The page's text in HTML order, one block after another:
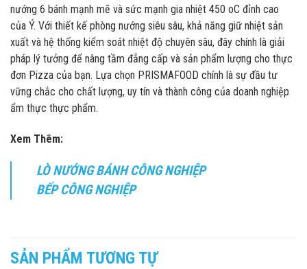
nướng 6 bánh mạnh mẽ và sức mạnh gia nhiệt 450 oC đỉnh cao
của Ý. Với thiết kế phòng nướng siêu sâu, khả năng giữ nhiệt sản
xuất và hệ thống kiểm soát nhiệt độ chuyên sâu, đây chính là giải
pháp lý tưởng để nâng tầm đẳng cấp và sản phẩm lượng cho thực
đơn Pizza của bạn. Lựa chọn PRISMAFOOD chính là sự đầu tư
vững chắc cho chất lượng, uy tín và thành công của doanh nghiệp
ẩm thực thực phẩm.
Xem Thêm:
LÒ NƯỚNG BÁNH CÔNG NGHIỆP
BẾP CÔNG NGHIỆP
SẢN PHẨM TƯƠNG TỰ